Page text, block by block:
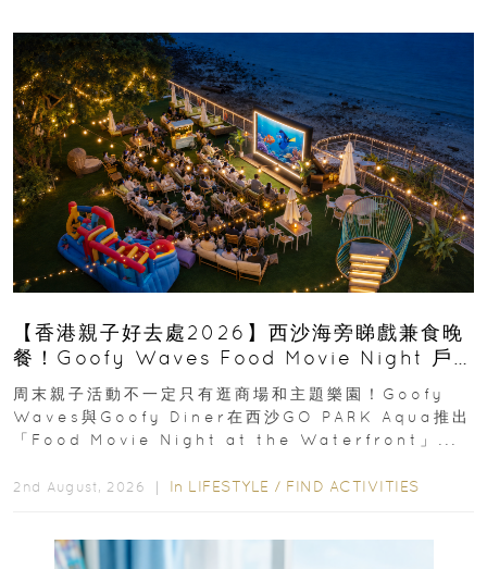
【香港親子好去處2026】西沙海旁睇戲兼食晚
餐！Goofy Waves Food Movie Night 戶
外影院逢週末登場
周末親子活動不一定只有逛商場和主題樂園！Goofy
Waves與Goofy Diner在西沙GO PARK Aqua推出
「Food Movie Night at the Waterfront」...
2nd August, 2026 ｜ In LIFESTYLE / FIND ACTIVITIES